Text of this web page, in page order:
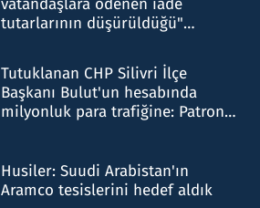
vatandaşlara ödenen iade
tutarlarının düşürüldüğü"
Tutuklanan CHP Silivri İlçe
Başkanı Bulut'un hesabında
milyonluk para trafiğine: Patron
Husiler: Suudi Arabistan'ın
Aramco tesislerini hedef aldık